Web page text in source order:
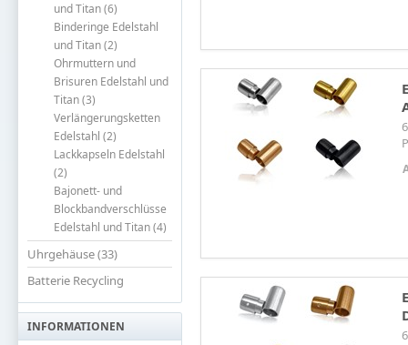
und Titan (6)
Binderinge Edelstahl
und Titan (2)
Ohrmuttern und
Brisuren Edelstahl und
Titan (3)
Verlängerungsketten
Edelstahl (2)
Lackkapseln Edelstahl
(2)
Bajonett- und
Blockbandverschlüsse
Edelstahl und Titan (4)
Uhrgehäuse (33)
Batterie Recycling
INFORMATIONEN